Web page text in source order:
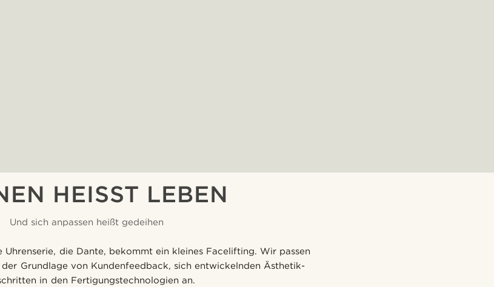
HEISST LEBEN
Und sich anpassen heißt gedeihen
die Dante, bekommt ein kleines Facelifting. Wir passen
Grundlage von Kundenfeedback, sich entwickelnden Ästhetik-
in den Fertigungstechnologien an.